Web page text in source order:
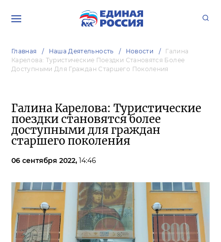
Главная Наша Деятельность Новости
Галина
Карелова: Туристические Поездки Становятся Более
Доступными Для Граждан Старшего Поколения
Галина Карелова: Туристические
поездки становятся более
доступными для граждан
старшего поколения
06 сентября 2022, 14:46